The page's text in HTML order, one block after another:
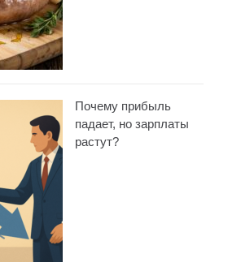
Почему прибыль
падает, но зарплаты
растут?